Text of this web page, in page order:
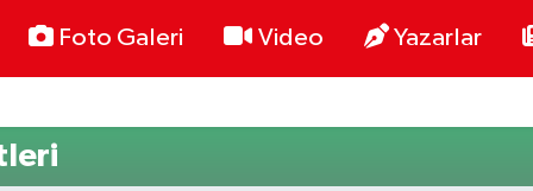
Foto Galeri Video Yazarlar